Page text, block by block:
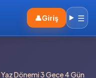
👤Giriş ☰
Dönemi 3 Gece 4 Gün